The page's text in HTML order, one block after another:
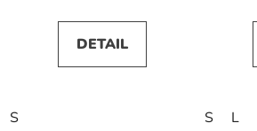
DETAIL
S S L